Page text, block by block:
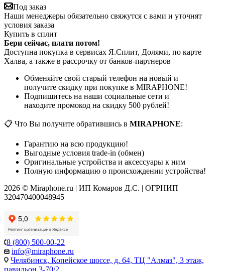
Под заказ
Наши менеджеры обязательно свяжутся с вами и уточнят
условия заказа
Купить в сплит
Бери сейчас, плати потом!
Доступна покупка в сервисах Я.Сплит, Долями, по карте
Халва, а также в рассрочку от банков-партнеров
Обменяйте свой старый телефон на новый и
получите скидку при покупке в MIRAPHONE!
Подпишитесь на наши социальные сети и
находите промокод на скидку 500 рублей!
📋 Что Вы получите обратившись в MIRAPHONE:
Гарантию на всю продукцию!
Выгодные условия trade-in (обмен)
Оригинальные устройства и аксессуары к ним
Полную информацию о происхождении устройства!
2026 © Miraphone.ru | ИП Комаров Д.С. | ОГРНИП
320470400048945
8 (800) 500-00-22
info@miraphone.ru
Челябинск, Копейское шоссе, д. 64, ТЦ "Алмаз", 3 этаж,
павильон 3-70/2